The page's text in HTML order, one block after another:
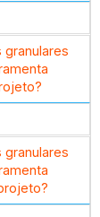
granulares
granulares